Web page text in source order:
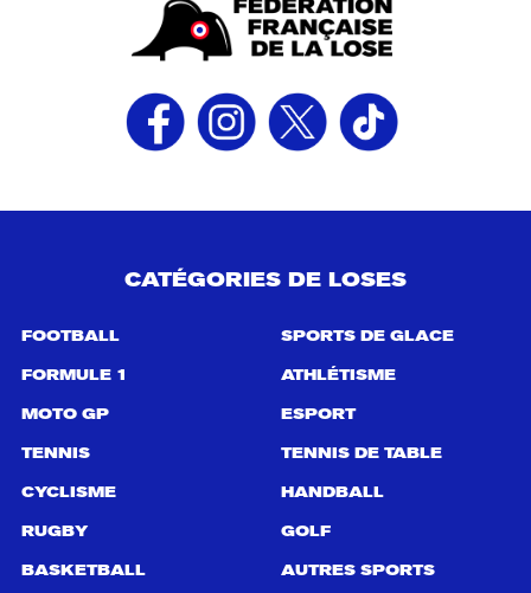
CATÉGORIES DE LOSES
FOOTBALL
FORMULE 1
MOTO GP
TENNIS
CYCLISME
RUGBY
BASKETBALL
SPORTS DE GLACE
ATHLÉTISME
ESPORT
TENNIS DE TABLE
HANDBALL
GOLF
AUTRES SPORTS